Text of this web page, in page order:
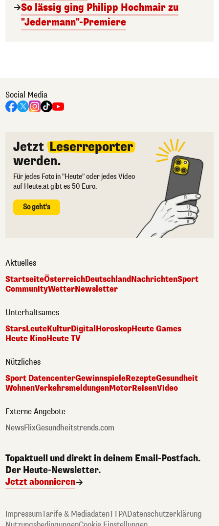
So lässig ging Philipp Hochmair zu
"Jedermann"-Premiere
Social Media
Jetzt Leserreporter
werden.
Für jedes Foto in "Heute" oder jedes Video
auf Heute.at gibt es 50 Euro.
So geht's
Aktuelles
StartseiteÖsterreichDeutschlandNachrichtenSport
CommunityWetterNewsletter
Unterhaltsames
StarsLeuteKulturDigital HoroskopHeute Games
Heute KinoHeute TV
Nützliches
Sport DatencenterGewinnspieleRezepteGesundheit
WohnenVerkehrsmeldungenMotorReisenVideo
Externe Angebote
NewsFlixGesundheitstrends.com
Topaktuell und direkt in deinem Email-Postfach.
Der Heute-Newsletter.
Jetzt abonnieren
ImpressumTarife & MediadatenTTPADatenschutzerklärung